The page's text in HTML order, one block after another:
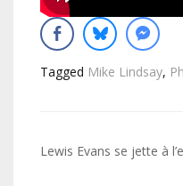
Tagged Mike Lindsay,
Navigation
Lewis Evans se jette à